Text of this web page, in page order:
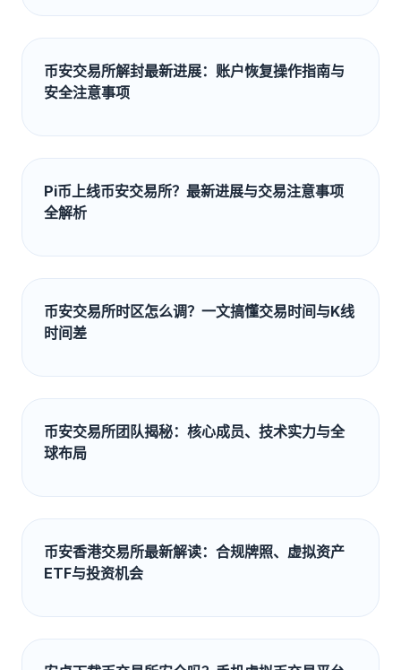
币安交易所解封最新进展：账户恢复操作指南与
安全注意事项
Pi币上线币安交易所？最新进展与交易注意事项
全解析
币安交易所时区怎么调？一文搞懂交易时间与K线
时间差
币安交易所团队揭秘：核心成员、技术实力与全
球布局
币安香港交易所最新解读：合规牌照、虚拟资产
ETF与投资机会